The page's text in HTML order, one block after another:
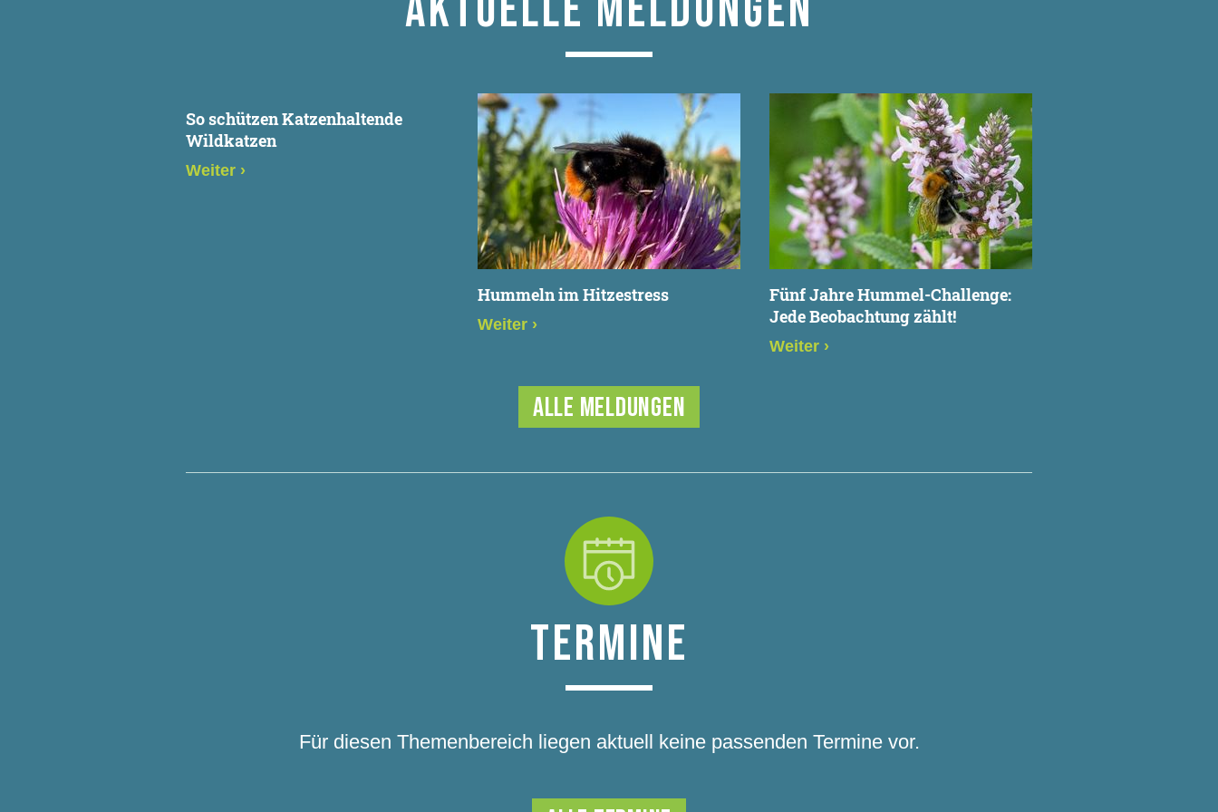
So schützen Katzenhaltende
Wildkatzen
Weiter ›
Hummeln im Hitzestress
Weiter ›
Fünf Jahre Hummel-Challenge:
Jede Beobachtung zählt!
Weiter ›
ALLE MELDUNGEN
TERMINE
Für diesen Themenbereich liegen aktuell keine passenden Termine vor.